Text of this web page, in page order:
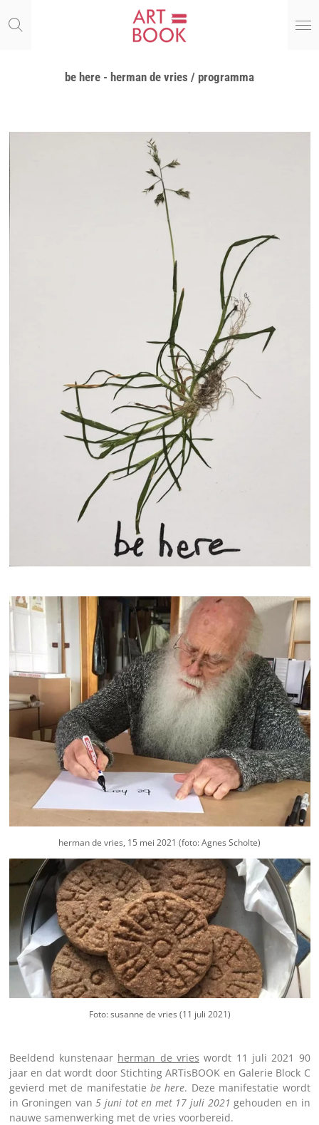
direct
hoofdinhoudbe here - herman de vries / programma
herman de vries, 15 mei 2021 (foto: Agnes Scholte)
Foto: susanne de vries (11 juli 2021)
Beeldend kunstenaar herman de vries wordt 11 juli 2021 90
jaar en dat wordt door Stichting ARTisBOOK en Galerie Block C
gevierd met de manifestatie be here. Deze manifestatie wordt
in Groningen van5 juni tot en met 17 juli 2021 gehouden en in
nauwe samenwerking met de vries voorbereid.